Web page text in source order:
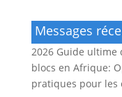
Messages
2026 Guide ultime
blocs en Afrique:
pratiques pour les